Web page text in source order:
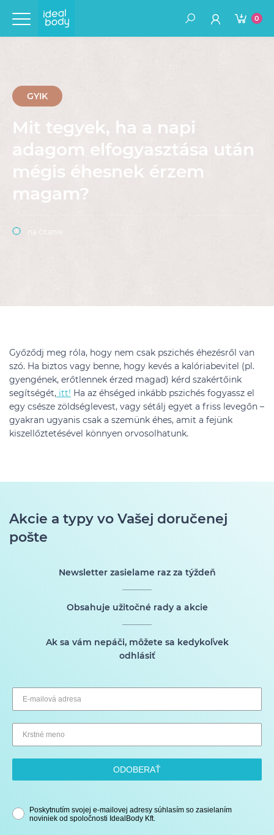
0
GYIK
Mit tegyek, ha a napi
adagom elfogyasztása után
mégis éhesnek érzem
magam?
na čítanie
Győződj meg róla, hogy nem csak pszichés éhezésről van
szó. Ha biztos vagy benne, hogy kevés a kalóriabevitel (pl.
gyengének, erőtlennek érzed magad) kérd szakértőink
segítségét, itt! Ha az éhséged inkább pszichés fogyassz el
egy csésze zöldséglevest, vagy sétálj egyet a friss levegőn –
gyakran ugyanis csak a szemünk éhes, amit a fejünk
kiszellőztetésével könnyen orvosolhatunk.
Akcie a typy vo Vašej doručenej
pošte
Newsletter zasielame raz za týždeň
Obsahuje užitočné rady a akcie
Ak sa vám nepáči, môžete sa kedykoľvek
odhlásiť
ODOBERAŤ
Poskytnutím svojej e-mailovej adresy súhlasím so zasielaním
noviniek od spoločnosti IdealBody Kft.